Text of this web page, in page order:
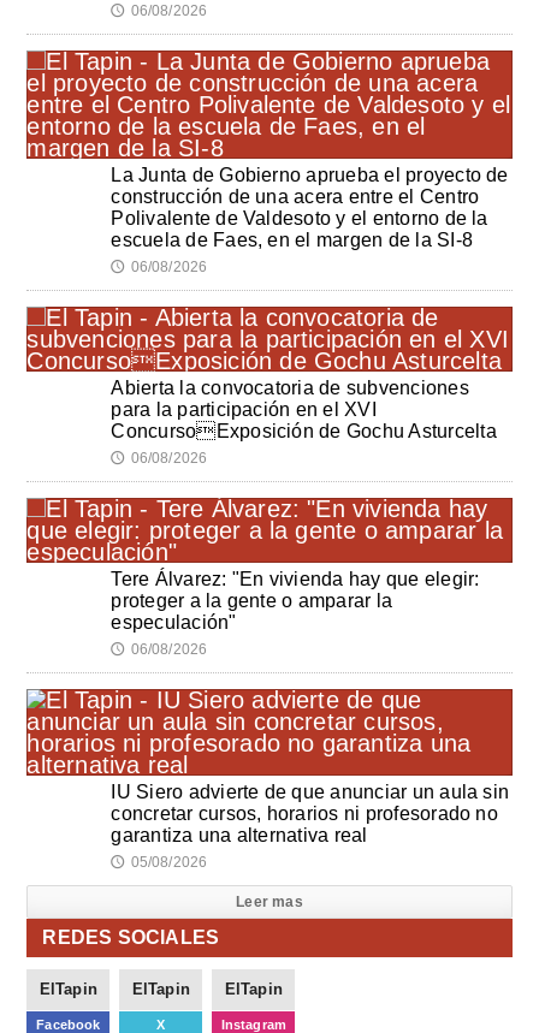
🕔 06/08/2026
La Junta de Gobierno aprueba el proyecto de
construcción de una acera entre el Centro
Polivalente de Valdesoto y el entorno de la
escuela de Faes, en el margen de la SI-8
🕔 06/08/2026
Abierta la convocatoria de subvenciones
para la participación en el XVI
ConcursoExposición de Gochu Asturcelta
🕔 06/08/2026
Tere Álvarez: "En vivienda hay que elegir:
proteger a la gente o amparar la
especulación"
🕔 06/08/2026
IU Siero advierte de que anunciar un aula sin
concretar cursos, horarios ni profesorado no
garantiza una alternativa real
🕔 05/08/2026
Leer mas
REDES SOCIALES
ElTapin
Facebook
ElTapin
X
ElTapin
Instagram